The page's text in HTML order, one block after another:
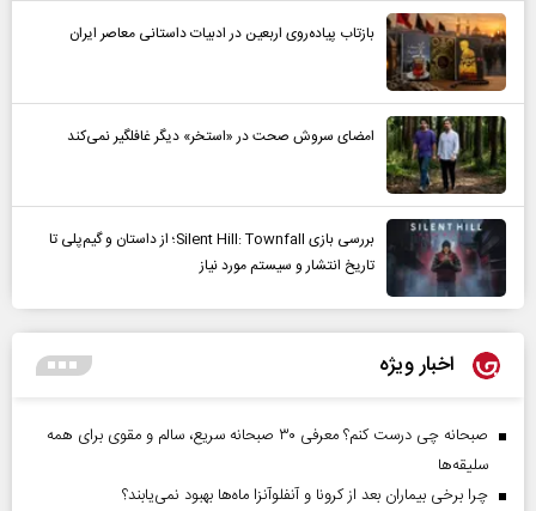
بازتاب پیاده‌روی اربعین در ادبیات داستانی معاصر ایران
امضای سروش صحت در «استخر» دیگر غافلگیر نمی‌کند
بررسی بازی Silent Hill: Townfall؛ از داستان و گیم‌پلی تا
تاریخ انتشار و سیستم مورد نیاز
اخبار ویژه
صبحانه چی درست کنم؟ معرفی ۳۰ صبحانه سریع، سالم و مقوی برای همه
سلیقه‌ها
چرا برخی بیماران بعد از کرونا و آنفلوآنزا ماه‌ها بهبود نمی‌یابند؟